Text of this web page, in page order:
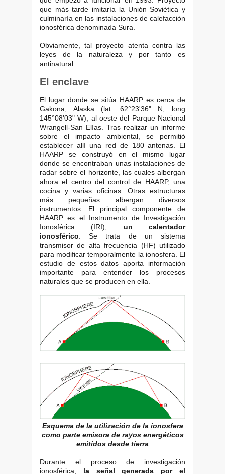
que más tarde imitaría la Unión Soviética y
culminaría en las instalaciones de calefacción
ionosférica denominada Sura.
Obviamente, tal proyecto atenta contra las
leyes de la naturaleza y por tanto es
antinatural.
El enclave
El lugar donde se sitúa HAARP es cerca de
Gakona, Alaska (lat. 62°23'36" N, long
145°08'03" W), al oeste del Parque Nacional
Wrangell-San Elías. Tras realizar un informe
sobre el impacto ambiental, se permitió
establecer allí una red de 180 antenas. El
HAARP se construyó en el mismo lugar
donde se encontraban unas instalaciones de
radar sobre el horizonte, las cuales albergan
ahora el centro del control de HAARP, una
cocina y varias oficinas. Otras estructuras
más pequeñas albergan diversos
instrumentos. El principal componente de
HAARP es el Instrumento de Investigación
Ionosférica (IRI), un calentador
ionosférico . Se trata de un sistema
transmisor de alta frecuencia (HF) utilizado
para modificar temporalmente la ionosfera. El
estudio de estos datos aporta información
importante para entender los procesos
naturales que se producen en ella.
Esquema de la utilización de la ionosfera
como parte emisora de rayos energéticos
emitidos desde tierra
Durante el proceso de investigación
ionosférica, la señal generada por el